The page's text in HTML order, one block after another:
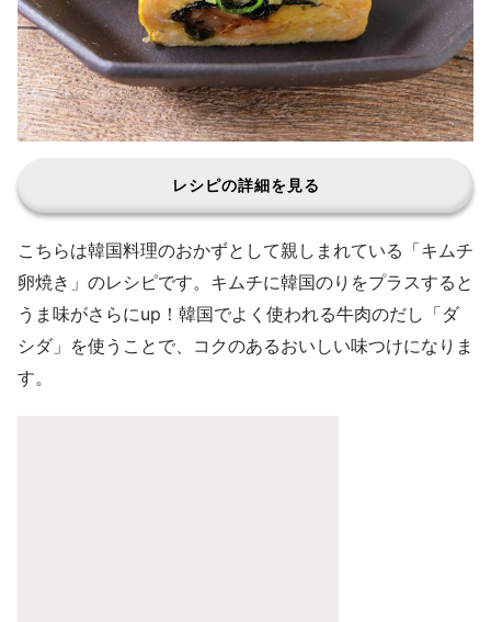
レシピの詳細を見る
こちらは韓国料理のおかずとして親しまれている「キムチ
卵焼き」のレシピです。キムチに韓国のりをプラスすると
うま味がさらにup！韓国でよく使われる牛肉のだし「ダ
シダ」を使うことで、コクのあるおいしい味つけになりま
す。